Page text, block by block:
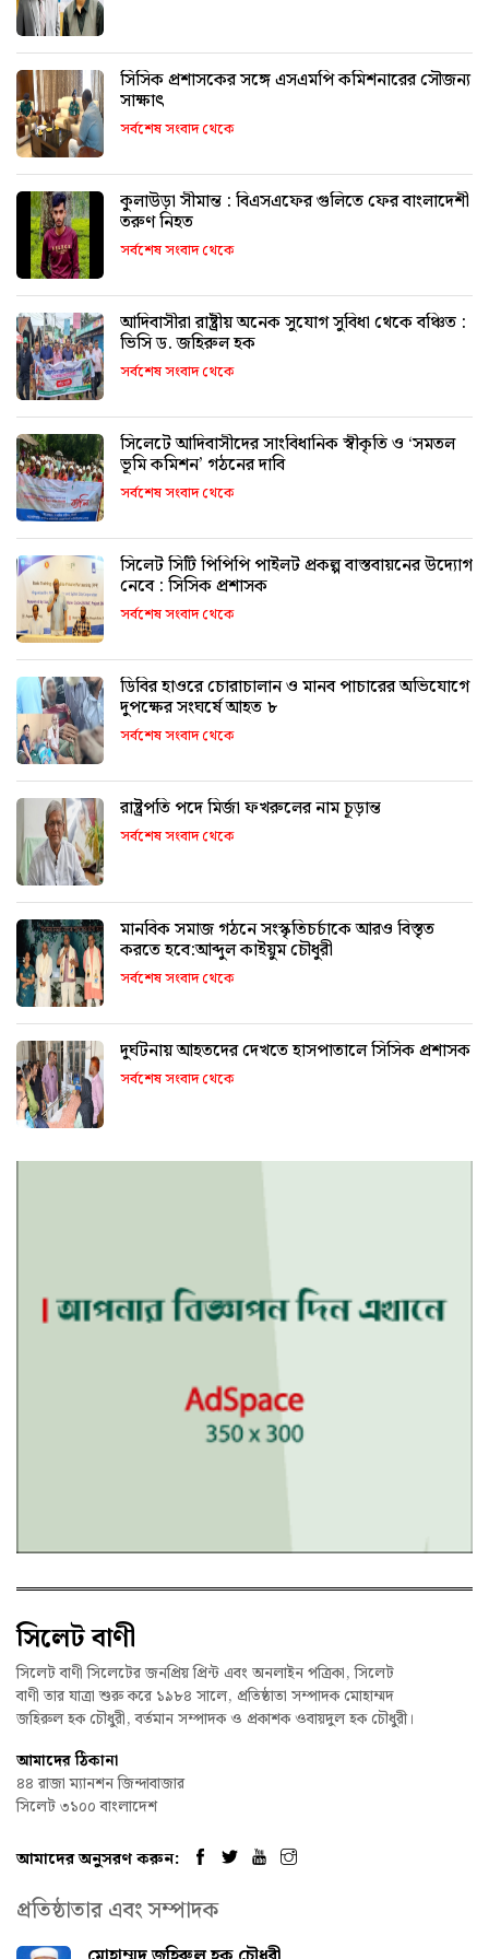
সিসিক প্রশাসকের সঙ্গে এসএমপি কমিশনারের সৌজন্য
সাক্ষাৎ
সর্বশেষ সংবাদ থেকে
কুলাউড়া সীমান্ত : বিএসএফের গুলিতে ফের বাংলাদেশী
তরুণ নিহত
সর্বশেষ সংবাদ থেকে
আদিবাসীরা রাষ্ট্রীয় অনেক সুযোগ সুবিধা থেকে বঞ্চিত :
ভিসি ড. জহিরুল হক
সর্বশেষ সংবাদ থেকে
সিলেটে আদিবাসীদের সাংবিধানিক স্বীকৃতি ও ‘সমতল
ভূমি কমিশন’ গঠনের দাবি
সর্বশেষ সংবাদ থেকে
সিলেট সিটি পিপিপি পাইলট প্রকল্প বাস্তবায়নের উদ্যোগ
নেবে : সিসিক প্রশাসক
সর্বশেষ সংবাদ থেকে
ডিবির হাওরে চোরাচালান ও মানব পাচারের অভিযোগে
দুপক্ষের সংঘর্ষে আহত ৮
সর্বশেষ সংবাদ থেকে
রাষ্ট্রপতি পদে মির্জা ফখরুলের নাম চূড়ান্ত
সর্বশেষ সংবাদ থেকে
মানবিক সমাজ গঠনে সংস্কৃতিচর্চাকে আরও বিস্তৃত
করতে হবে:আব্দুল কাইয়ুম চৌধুরী
সর্বশেষ সংবাদ থেকে
দুর্ঘটনায় আহতদের দেখতে হাসপাতালে সিসিক প্রশাসক
সর্বশেষ সংবাদ থেকে
সিলেট বাণী
সিলেট বাণী সিলেটের জনপ্রিয় প্রিন্ট এবং অনলাইন পত্রিকা, সিলেট
বাণী তার যাত্রা শুরু করে ১৯৮৪ সালে, প্রতিষ্ঠাতা সম্পাদক মোহাম্মদ
জহিরুল হক চৌধুরী, বর্তমান সম্পাদক ও প্রকাশক ওবায়দুল হক চৌধুরী।
আমাদের ঠিকানা
৪৪ রাজা ম্যানশন জিন্দাবাজার
সিলেট ৩১০০ বাংলাদেশ
আমাদের অনুসরণ করুন:
প্রতিষ্ঠাতার এবং সম্পাদক